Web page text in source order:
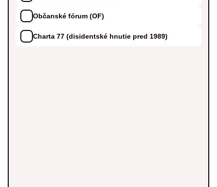
Občanské fórum (OF)
Charta 77 (disidentské hnutie pred 1989)